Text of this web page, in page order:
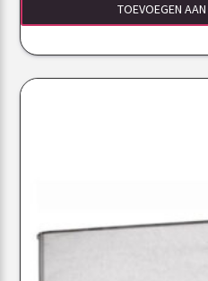
TOEVOEGEN